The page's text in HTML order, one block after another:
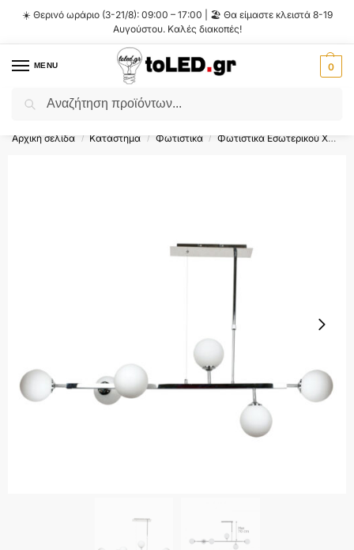
☀️ Θερινό ωράριο (3-21/8): 09:00 – 17:00 | 🏖️ Θα είμαστε κλειστά 8-19
Αυγούστου. Καλές διακοπές!
MENU 0
Flash Sale ⚡ 10% Έκπτωση με τον κωδικό
Αρχική σελίδα / Κατάστημα / Φωτιστικά / Φωτιστικά Εσωτερικού Χώρου